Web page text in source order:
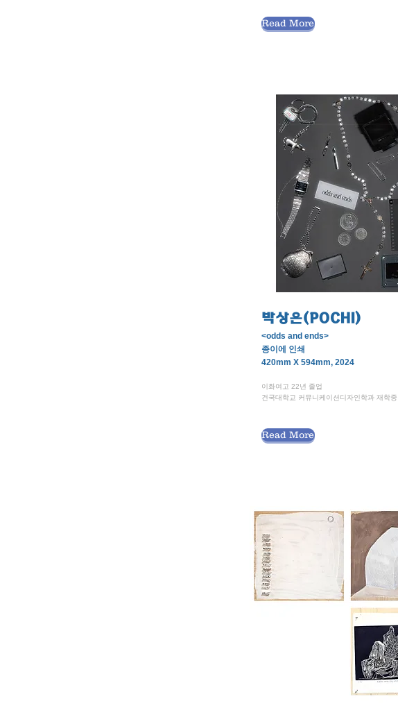
Read More
박상은(POCHI)
<odds and ends>
종이에 인쇄
420mm X 594mm, 2024
이화여고 22년 졸업
건국대학교 커뮤니케이션디자인학과 재학중
Read More